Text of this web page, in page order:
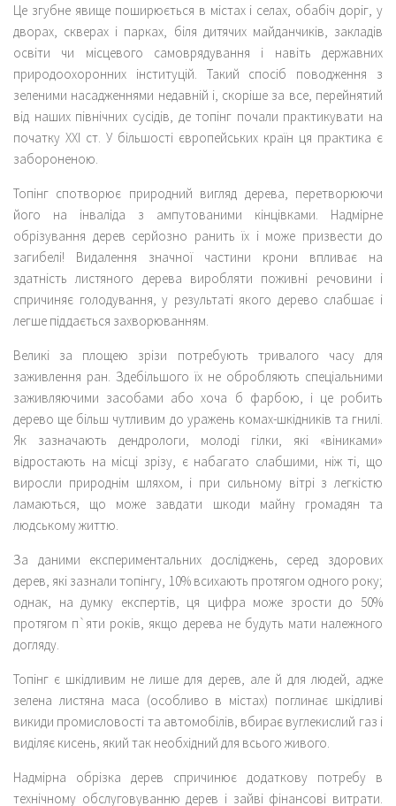
Це згубне явище поширюється в містах і селах, обабіч доріг, у
дворах, скверах і парках, біля дитячих майданчиків, закладів
освіти чи місцевого самоврядування і навіть державних
природоохоронних інституцій. Такий спосіб поводження з
зеленими насадженнями недавній і, скоріше за все, перейнятий
від наших північних сусідів, де топінг почали практикувати на
початку ХХІ ст. У більшості європейських країн ця практика є
забороненою.
Топінг спотворює природний вигляд дерева, перетворюючи
його на інваліда з ампутованими кінцівками. Надмірне
обрізування дерев серйозно ранить їх і може призвести до
загибелі! Видалення значної частини крони впливає на
здатність листяного дерева виробляти поживні речовини і
спричиняє голодування, у результаті якого дерево слабшає і
легше піддається захворюванням.
Великі за площею зрізи потребують тривалого часу для
заживлення ран. Здебільшого їх не обробляють спеціальними
заживляючими засобами або хоча б фарбою, і це робить
дерево ще більш чутливим до уражень комах-шкідників та гнилі.
Як зазначають дендрологи, молоді гілки, які «віниками»
відростають на місці зрізу, є набагато слабшими, ніж ті, що
виросли природнім шляхом, і при сильному вітрі з легкістю
ламаються, що може завдати шкоди майну громадян та
людському життю.
За даними експериментальних досліджень, серед здорових
дерев, які зазнали топінгу, 10% всихають протягом одного року;
однак, на думку експертів, ця цифра може зрости до 50%
протягом п`яти років, якщо дерева не будуть мати належного
догляду.
Топінг є шкідливим не лише для дерев, але й для людей, адже
зелена листяна маса (особливо в містах) поглинає шкідливі
викиди промисловості та автомобілів, вбирає вуглекислий газ і
виділяє кисень, який так необхідний для всього живого.
Надмірна обрізка дерев спричинює додаткову потребу в
технічному обслуговуванню дерев і зайві фінансові витрати.